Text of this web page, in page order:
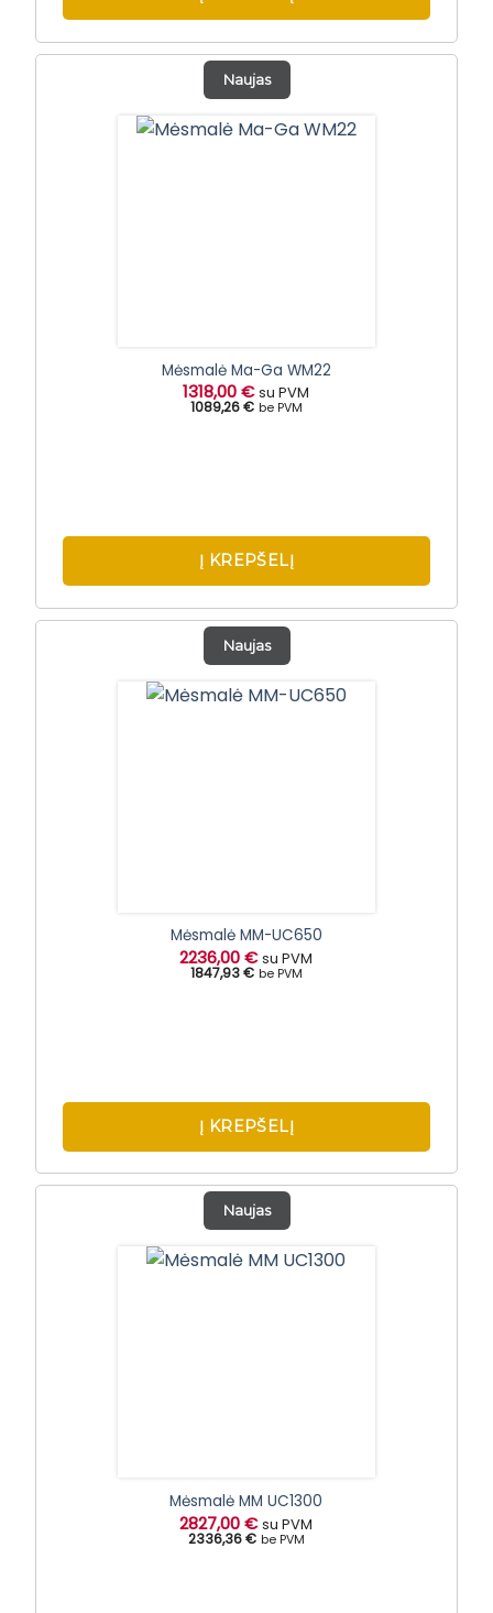
Naujas
Mėsmalė Ma-Ga WM22
1318,00€ su PVM
1089,26 € be PVM
Į KREPŠELĮ
Naujas
Mėsmalė MM-UC650
2236,00€ su PVM
1847,93 € be PVM
Į KREPŠELĮ
Naujas
Mėsmalė MM UC1300
2827,00€ su PVM
2336,36 € be PVM